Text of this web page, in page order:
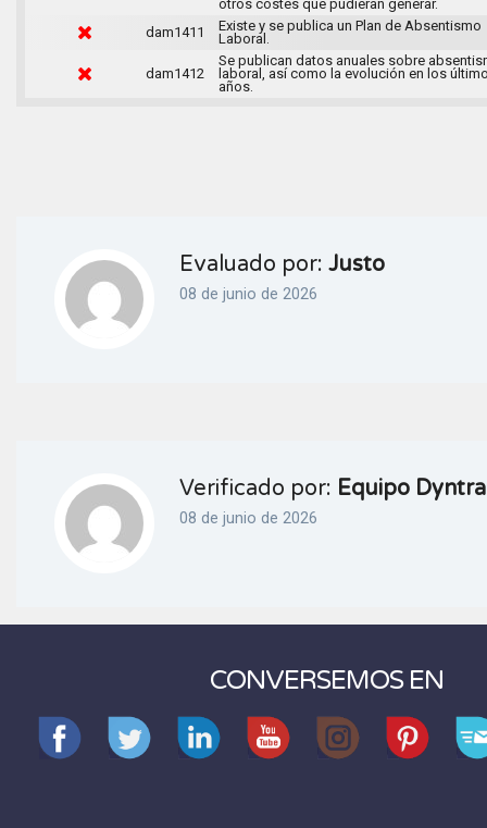
otros costes que pudieran generar.
dam1411
Existe y se publica un Plan de Absentismo
Laboral.
dam1412
Se publican datos anuales sobre
laboral, así como la evolución en los
años.
Evaluado por: Justo
08 de junio de 2026
Verificado por: Equipo Dyntra
08 de junio de 2026
CONVERSEMOS EN